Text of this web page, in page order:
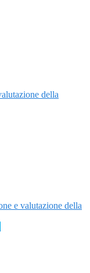
della
e valutazione della